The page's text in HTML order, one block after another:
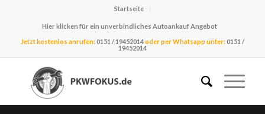
Startseite
Hier klicken für ein unverbindliches Autoankauf Angebot
Jetzt kostenlos anrufen:0151 / 19452014oder per Whatsapp unter:0151 /
19452014